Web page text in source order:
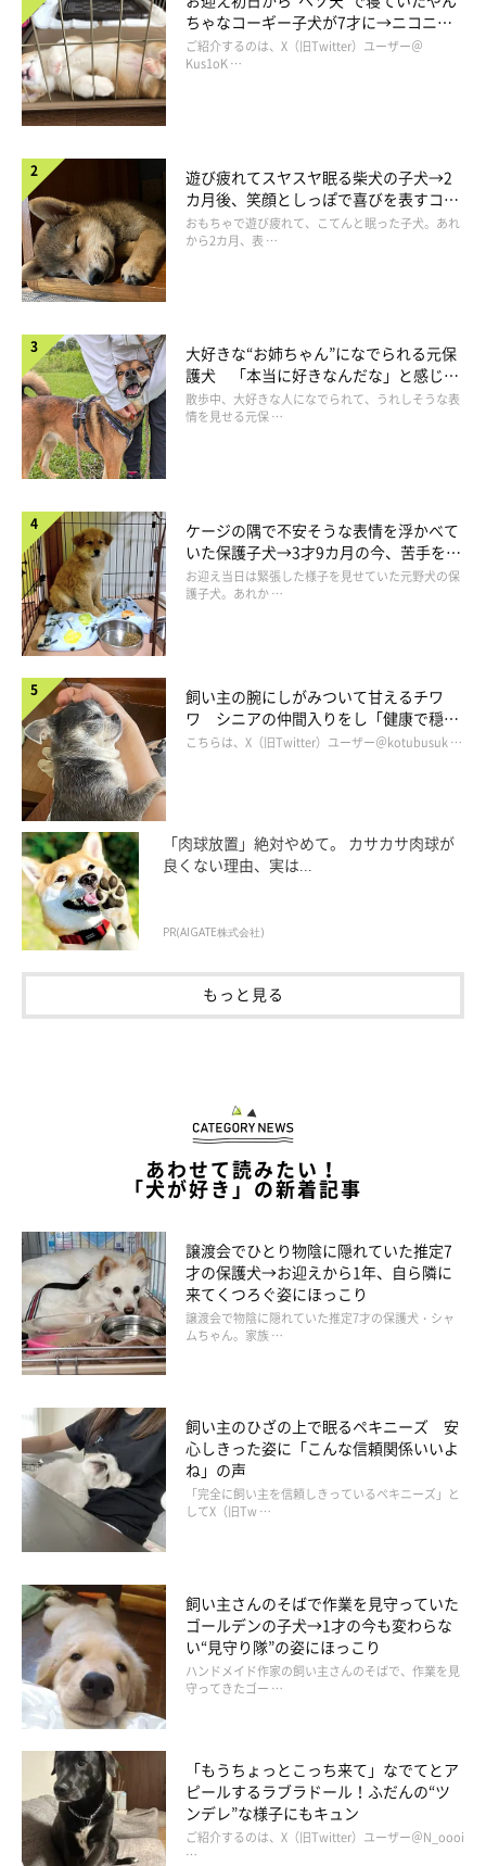
@DeepSno31888890
続いてご紹介するのは、トイ・プードルのもずくちゃんの「＃ス
てもかわいらしいですね！
もずくちゃんの飼い主さんからは、
「うれしいときも、悲しいときも、いつもそばにいてくれてあり
がとうね。もずく大好きよ」
というコメントをいただきました。ずくちゃんもきっと、飼い主
さんのことが大好きなのでしょうね♡
いつもかわいい笑顔を見せてくれてありがと
う♡
@Shiba_Kina_yui
こちらは、柴のきなちゃんの「＃スマイルドッグ」写真です。お
散歩の途中でしょうか？ ニコニコ笑顔がとってもかわいらしい
です♡
ちゃなコーギー子犬が7才に→ニコニ
コ“コーギースマイル”が魅力のコに成
長！
ご紹介するのは、X（旧Twitter）ユーザー＠
Kus1oK …
遊び疲れてスヤスヤ眠る柴犬の子犬→2
カ月後、笑顔としっぽで喜びを表すコに
成長！
おもちゃで遊び疲れて、こてんと眠った子犬。あれ
から2カ月、表 …
大好きな“お姉ちゃん”になでられる元保
護犬 「本当に好きなんだな」と感じる
表情にほっこり
散歩中、大好きな人になでられて、うれしそうな表
情を見せる元保 …
ケージの隅で不安そうな表情を浮かべて
いた保護子犬→3才9カ月の今、苦手を克
服し頼もしいコに成長！
お迎え当日は緊張した様子を見せていた元野犬の保
護子犬。あれか …
飼い主の腕にしがみついて甘えるチワ
ワ シニアの仲間入りをし「健康で穏や
かな暮らしが続いてほしい」と願う
こちらは、X（旧Twitter）ユーザー＠kotubusuk …
「肉球放置」絶対やめて。 カサカサ肉球が
良くない理由、実は...
PR(AIGATE株式会社)
もっと見る
あわせて読みたい！
「犬が好き」の新着記事
譲渡会でひとり物陰に隠れていた推定7
才の保護犬→お迎えから1年、自ら隣に
来てくつろぐ姿にほっこり
譲渡会で物陰に隠れていた推定7才の保護犬・シャ
ムちゃん。家族 …
飼い主のひざの上で眠るペキニーズ 安
心しきった姿に「こんな信頼関係いいよ
ね」の声
「完全に飼い主を信頼しきっているペキニーズ」と
してX（旧Tw …
飼い主さんのそばで作業を見守っていた
ゴールデンの子犬→1才の今も変わらな
い“見守り隊”の姿にほっこり
ハンドメイド作家の飼い主さんのそばで、作業を見
守ってきたゴー …
「もうちょっとこっち来て」なでてとア
ピールするラブラドール！ふだんの“ツ
ンデレ”な様子にもキュン
ご紹介するのは、X（旧Twitter）ユーザー＠N_oooi
…